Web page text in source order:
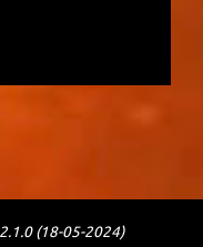
(18-05-2024)